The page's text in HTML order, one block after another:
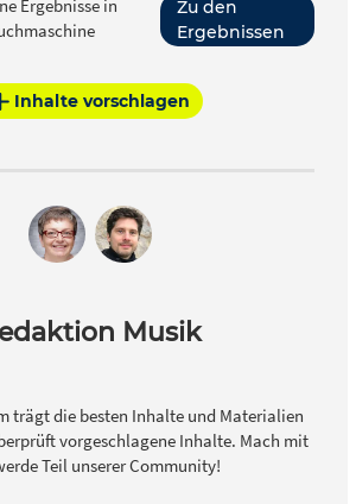
Ergebnisse in
Zu den
Ergebnissen
Inhalte vorschlagen
Musik
trägt die besten Inhalte und Materialien
vorgeschlagene Inhalte. Mach mit
Teil unserer Community!